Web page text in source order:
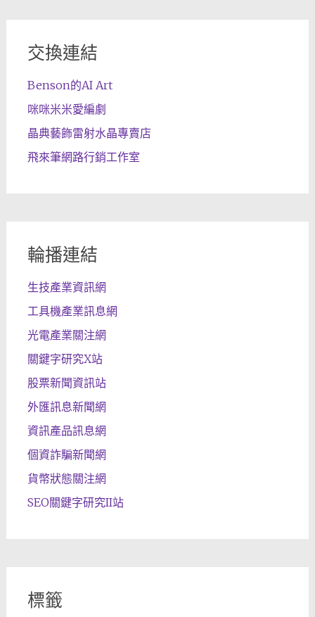
交換連結
Benson的AI Art
咪咪米米愛編劇
晶典藝飾雷射水晶專賣店
飛來筆網路行銷工作室
輪播連結
生技產業資訊網
工具機產業訊息網
光電產業關注網
關鍵字研究X站
股票新聞資訊站
外匯訊息新聞網
資訊產品訊息網
個資詐騙新聞網
貨幣狀態關注網
SEO關鍵字研究II站
標籤